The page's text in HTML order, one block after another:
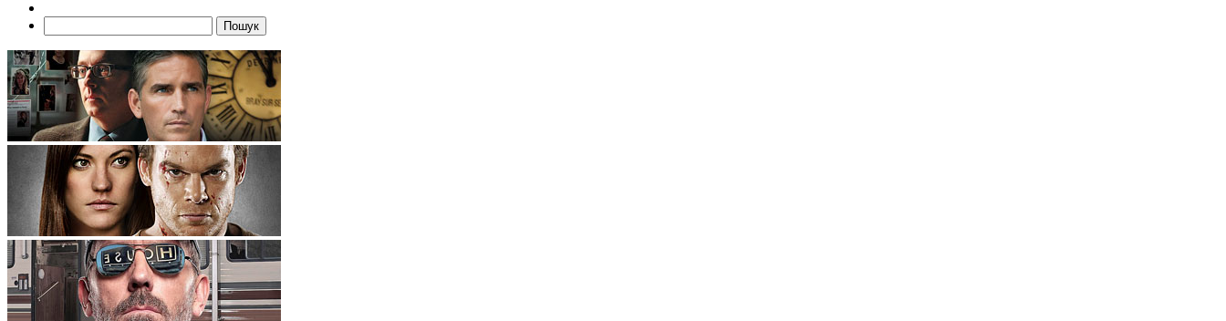
Пошук